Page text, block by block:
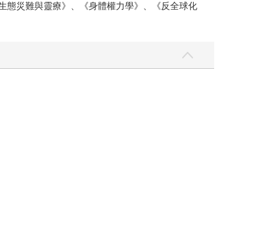
態災難與靈療》、《身體權力學》、《反全球化